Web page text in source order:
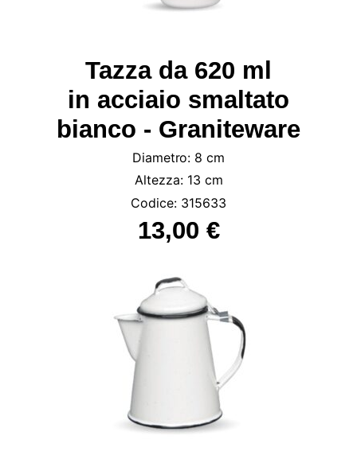
Tazza da 620 ml
in acciaio smaltato
bianco - Graniteware
Diametro: 8 cm
Altezza: 13 cm
Codice: 315633
13,00 €